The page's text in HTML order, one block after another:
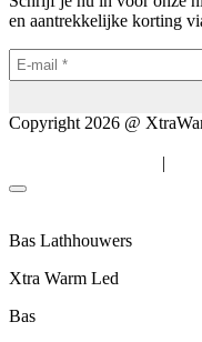
en aantrekkelijke korting
Copyright 2026 @
Bas Lathhouwers
Xtra Warm Led
Bas